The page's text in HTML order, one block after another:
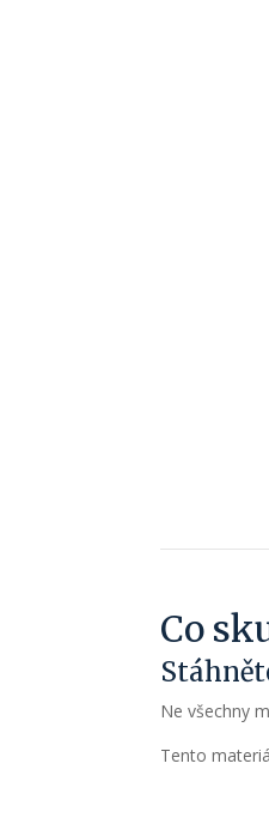
Co
Ne všechny
Tento